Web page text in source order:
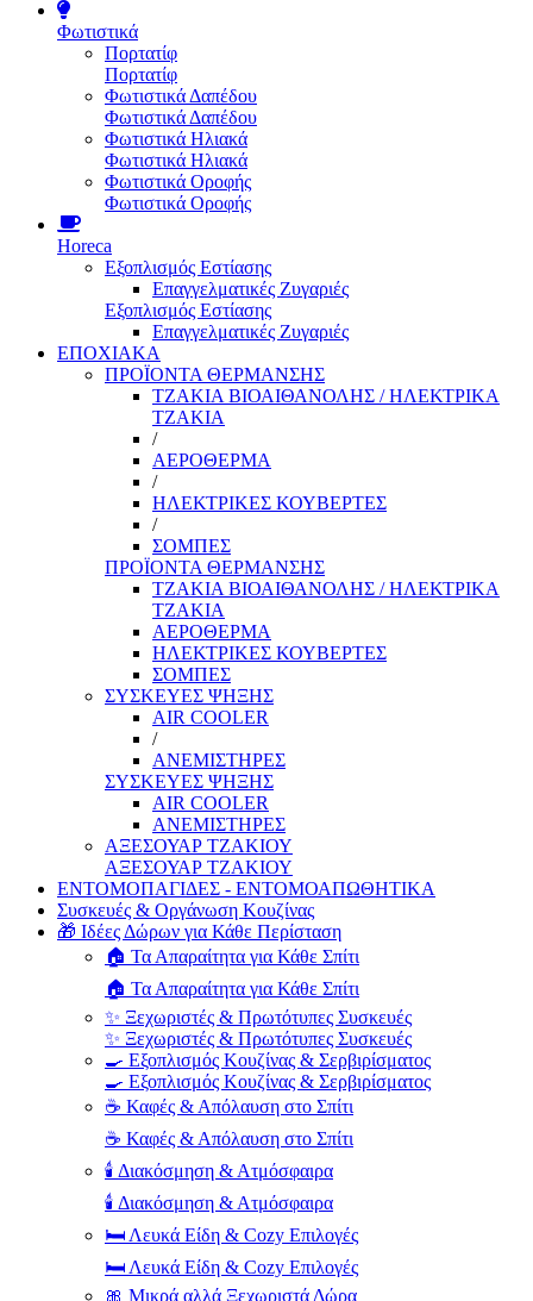
Φωτιστικά
Πορτατίφ
Πορτατίφ
Φωτιστικά Δαπέδου
Φωτιστικά Δαπέδου
Φωτιστικά Ηλιακά
Φωτιστικά Ηλιακά
Φωτιστικά Οροφής
Φωτιστικά Οροφής
Horeca
Εξοπλισμός Εστίασης
Επαγγελματικές Ζυγαριές
Εξοπλισμός Εστίασης
Επαγγελματικές Ζυγαριές
ΕΠΟΧΙΑΚΑ
ΠΡΟΪΟΝΤΑ ΘΕΡΜΑΝΣΗΣ
ΤΖΑΚΙΑ ΒΙΟΑΙΘΑΝΟΛΗΣ / ΗΛΕΚΤΡΙΚΑ
ΤΖΑΚΙΑ
/
ΑΕΡΟΘΕΡΜΑ
/
ΗΛΕΚΤΡΙΚΕΣ ΚΟΥΒΕΡΤΕΣ
/
ΣΟΜΠΕΣ
ΠΡΟΪΟΝΤΑ ΘΕΡΜΑΝΣΗΣ
ΤΖΑΚΙΑ ΒΙΟΑΙΘΑΝΟΛΗΣ / ΗΛΕΚΤΡΙΚΑ
ΤΖΑΚΙΑ
ΑΕΡΟΘΕΡΜΑ
ΗΛΕΚΤΡΙΚΕΣ ΚΟΥΒΕΡΤΕΣ
ΣΟΜΠΕΣ
ΣΥΣΚΕΥΕΣ ΨΗΞΗΣ
AIR COOLER
/
ΑΝΕΜΙΣΤΗΡΕΣ
ΣΥΣΚΕΥΕΣ ΨΗΞΗΣ
AIR COOLER
ΑΝΕΜΙΣΤΗΡΕΣ
ΑΞΕΣΟΥΑΡ ΤΖΑΚΙΟΥ
ΑΞΕΣΟΥΑΡ ΤΖΑΚΙΟΥ
ΕΝΤΟΜΟΠΑΓΙΔΕΣ - ΕΝΤΟΜΟΑΠΩΘΗΤΙΚΑ
Συσκευές & Οργάνωση Κουζίνας
🎁 Ιδέες Δώρων για Κάθε Περίσταση
🏠 Τα Απαραίτητα για Κάθε Σπίτι
🏠 Τα Απαραίτητα για Κάθε Σπίτι
✨ Ξεχωριστές & Πρωτότυπες Συσκευές
✨ Ξεχωριστές & Πρωτότυπες Συσκευές
🍳 Εξοπλισμός Κουζίνας & Σερβιρίσματος
🍳 Εξοπλισμός Κουζίνας & Σερβιρίσματος
☕ Καφές & Απόλαυση στο Σπίτι
☕ Καφές & Απόλαυση στο Σπίτι
🕯️ Διακόσμηση & Ατμόσφαιρα
🕯️ Διακόσμηση & Ατμόσφαιρα
🛏️ Λευκά Είδη & Cozy Επιλογές
🛏️ Λευκά Είδη & Cozy Επιλογές
🎀 Μικρά αλλά Ξεχωριστά Δώρα